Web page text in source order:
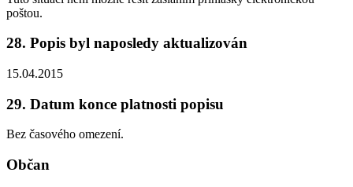
poštou.
28. Popis byl naposledy aktualizován
15.04.2015
29. Datum konce platnosti popisu
Bez časového omezení.
Občan